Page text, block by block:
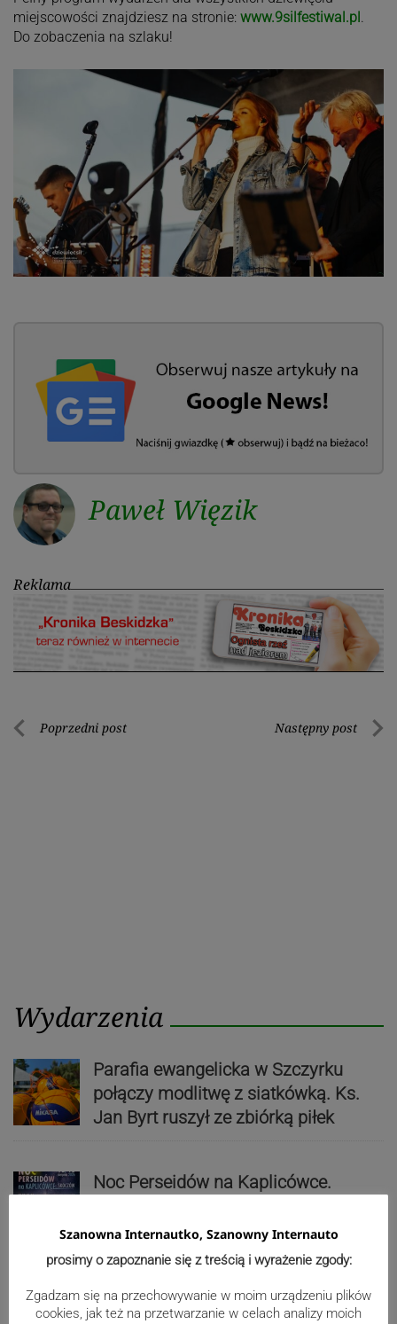
miejscowości znajdziesz na stronie: www.9silfestiwal.pl
Do zobaczenia na szlaku!
Paweł Więzik
Reklama
Nawigacja
Poprzedni post Następny post
Wydarzenia
Parafia ewangelicka w Szczyrku
połączy modlitwę z siatkówką. Ks.
Jan Byrt ruszył ze zbiórką piłek
Noc Perseidów na Kaplicówce.
gwiazdami
Wakacyjny szturm po dowody. W
lipcu ponad 400 osób w
Szanowna Internautko, Szanowny Internauto
prosimy o zapoznanie się z treścią i wyrażenie zgody:
Zgadzam się na przechowywanie w moim urządzeniu plików
cookies, jak też na przetwarzanie w celach analizy moich